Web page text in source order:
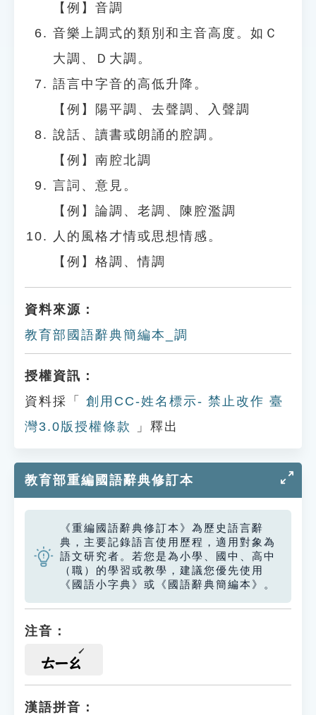
【例】音調
音樂上調式的類別和主音高度。如Ｃ
大調、Ｄ大調。
語言中字音的高低升降。
【例】陽平調、去聲調、入聲調
說話、讀書或朗誦的腔調。
【例】南腔北調
言詞、意見。
【例】論調、老調、陳腔濫調
人的風格才情或思想情感。
【例】格調、情調
資料來源：
教育部國語辭典簡編本_調
授權資訊：
資料採「
創用CC-姓名標示- 禁止改作 臺
灣3.0版授權條款
」釋出
教育部重編國語辭典修訂本
《重編國語辭典修訂本》為歷史語言辭
典，主要記錄語言使用歷程，適用對象為
語文研究者。若您是為小學、國中、高中
（職）的學習或教學，建議您優先使用
《國語小字典》或《國語辭典簡編本》。
注音：
ㄊㄧㄠ
漢語拼音：